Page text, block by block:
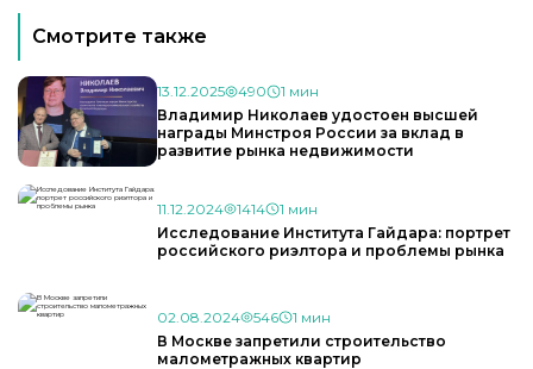
Смотрите также
13.12.2025 490
1 мин
Владимир Николаев удостоен высшей
награды Минстроя России за вклад в
развитие рынка недвижимости
11.12.2024 1414
1 мин
Исследование Института Гайдара: портрет
российского риэлтора и проблемы рынка
02.08.2024 546
1 мин
В Москве запретили строительство
малометражных квартир